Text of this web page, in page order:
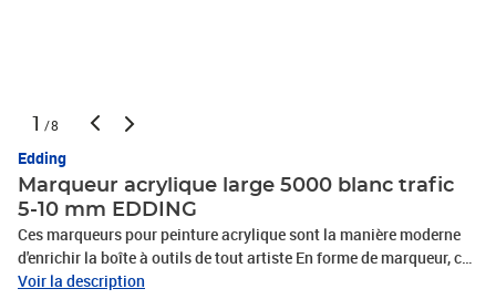
1 /8
Edding
Marqueur acrylique large 5000 blanc trafic
5-10 mm EDDING
Ces marqueurs pour peinture acrylique sont la manière moderne
d'enrichir la boîte à outils de tout artiste En forme de marqueur, ce
stylo de peinture est plus facile à manipuler que l'encre acrylique
Voir la description